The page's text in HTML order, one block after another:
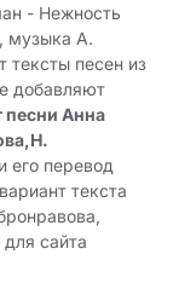
- Нежность
музыка А.
тексты песен из
добавляют
песни Анна
и его перевод
текста
сайта